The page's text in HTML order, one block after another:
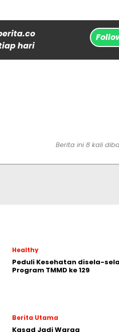
hari
Berita ini 8 kali
Healthy
Peduli Kesehatan disela-sela
Program TMMD ke 129
Berita Utama
Kasad Jadi Warga